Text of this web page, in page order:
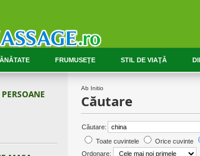
FRUMUSEŢE STIL DE VIAŢĂ
Ab Initio
Căutare
Căutare:
Toate cuvintele Orice cuvinte
Ordonare: